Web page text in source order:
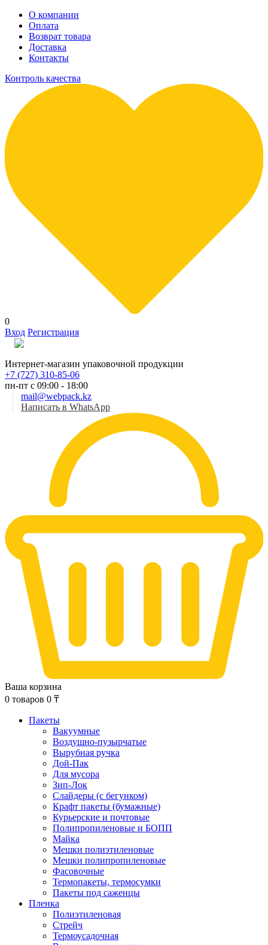
О компании
Оплата
Возврат товара
Доставка
Контакты
Контроль качества
0
Вход Регистрация
Интернет-магазин упаковочной продукции
+7 (727) 310-85-06
пн-пт с 09:00 - 18:00
mail@webpack.kz
Написать в WhatsApp
Ваша корзина
0 товаров 0 ₸
Пакеты
Вакуумные
Воздушно-пузырчатые
Вырубная ручка
Дой-Пак
Для мусора
Зип-Лок
Слайдеры (с бегунком)
Крафт пакеты (бумажные)
Курьерские и почтовые
Полипропиленовые и БОПП
Майка
Мешки полиэтиленовые
Мешки полипропиленовые
Фасовочные
Термопакеты, термосумки
Пакеты под саженцы
Пленка
Полиэтиленовая
Стрейч
Термоусадочная